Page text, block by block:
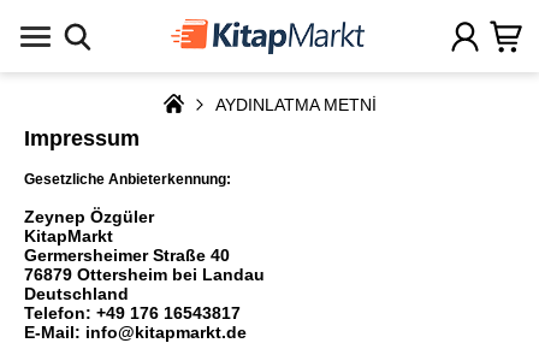
AYDINLATMA METNİ
Impressum
Gesetzliche Anbieterkennung:
Zeynep Özgüler
KitapMarkt
Germersheimer Straße 40
76879 Ottersheim bei Landau
Deutschland
Telefon: +49 176 16543817
E-Mail: info@kitapmarkt.de